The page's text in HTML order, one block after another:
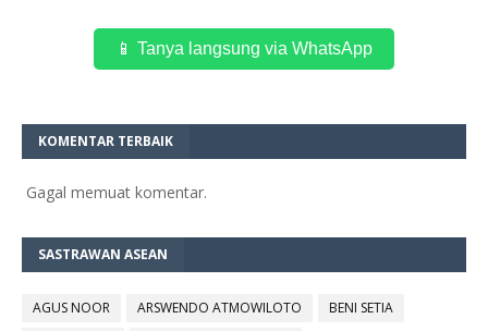
📱 Tanya langsung via WhatsApp
KOMENTAR TERBAIK
Gagal memuat komentar.
SASTRAWAN ASEAN
AGUS NOOR ARSWENDO ATMOWILOTO
BENI SETIA